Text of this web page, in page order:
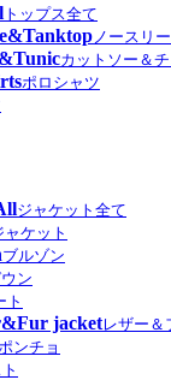
トップス全て
ノースリ
カットソー＆
ポロシャツ
ジャケット全て
ャケット
ブルゾン
ン
ト
jacketレザー＆
ポンチョ